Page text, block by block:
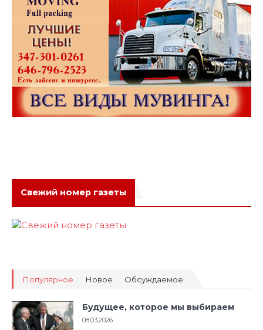
Свежий номер газеты
Популярное Новое Обсуждаемое
Будущее, которое мы выбираем
08.03.2026